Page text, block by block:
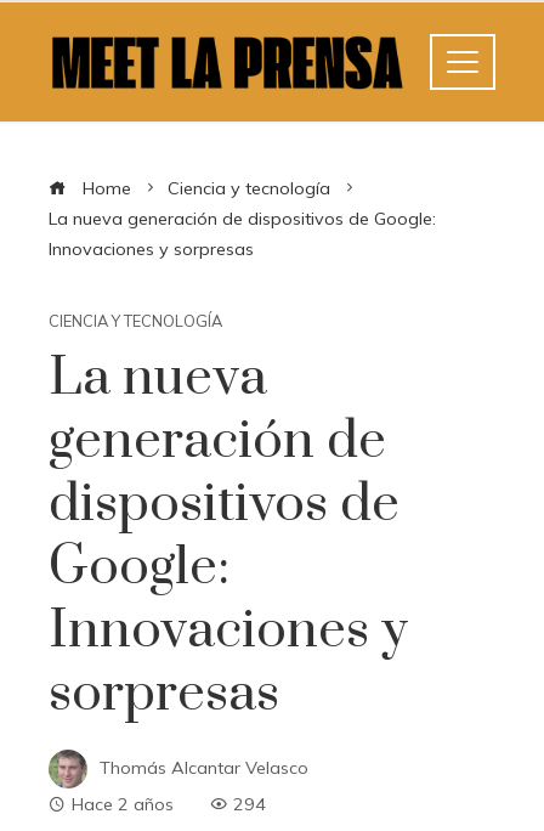
Home
Ciencia y tecnología
La nueva generación de dispositivos de Google:
Innovaciones y sorpresas
CIENCIA Y TECNOLOGÍA
La nueva
generación de
dispositivos de
Google:
Innovaciones y
sorpresas
Thomás Alcantar Velasco
Hace 2 años
294